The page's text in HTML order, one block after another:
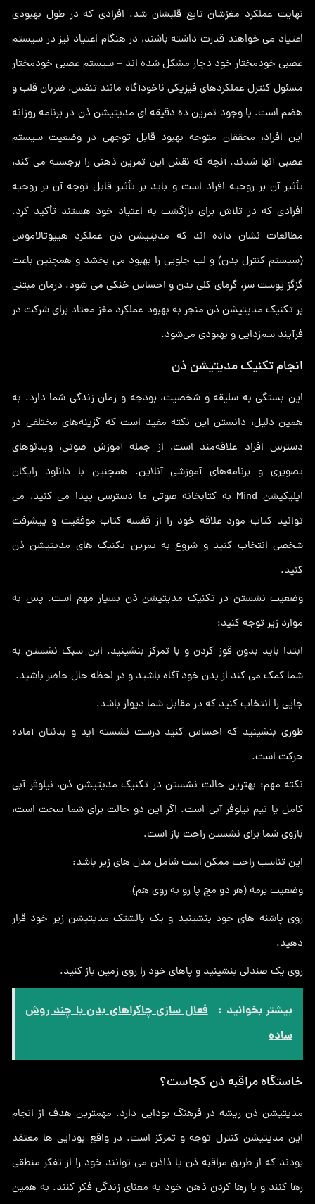
نهایت عملکرد مغزشان تابع قلبشان شد. افرادی که در طول بهبودی
اعتیاد می خواهند قدرت داشته باشند، در هنگام اعتیاد نیز در سیستم
عصبی خودمختار خود دچار مشکل شده اند – سیستم عصبی خودمختار
مسئول کنترل عملکردهای فیزیکی ناخودآگاه مانند تنفس، ضربان قلب و
هضم است. با وجود تمرین ده دقیقه ای مدیتیشن ذن در برنامه روزانه
این افراد، محققان متوجه بهبود قابل توجهی در وضعیت سیستم
عصبی آنها شدند. آنچه که نقش این تمرین ذهنی را برجسته می کند،
تأثیر آن بر روحیه افراد است و باید بر تأثیر قابل توجه آن بر روحیه
افرادی که در تلاش برای بازگشت به اعتیاد خود هستند تأکید کرد.
مطالعات نشان داده اند که مدیتیشن ذن عملکرد هیپوتالاموس
(سیستم کنترل بدن) و لب جلویی را بهبود می بخشد و همچنین باعث
گزگز پوست سر، گرمای کلی بدن و احساس خنکی می شود. درمان مبتنی
بر تکنیک مدیتیشن ذن منجر به بهبود عملکرد مغز معتاد برای شرکت در
فرآیند سم‌زدایی و بهبودی می‌شود.
انجام تکنیک مدیتیشن ذن
این بستگی به سلیقه و شخصیت، بودجه و زمان زندگی شما دارد. به
همین دلیل، دانستن این نکته مفید است که گزینه‌های مختلفی در
دسترس افراد علاقه‌مند است، از جمله آموزش صوتی، ویدئوهای
تصویری و برنامه‌های آموزشی آنلاین. همچنین با دانلود رایگان
اپلیکیشن Mind به کتابخانه صوتی ما دسترسی پیدا می کنید، می
توانید کتاب مورد علاقه خود را از قفسه کتاب موفقیت و پیشرفت
شخصی انتخاب کنید و شروع به تمرین تکنیک های مدیتیشن ذن
کنید.
وضعیت نشستن در تکنیک مدیتیشن ذن بسیار مهم است. پس به
موارد زیر توجه کنید:
ابتدا باید بدون قوز کردن و با تمرکز بنشینید. این سبک نشستن به
شما کمک می کند از بدن خود آگاه باشید و در لحظه حال حاضر باشید.
جایی را انتخاب کنید که در مقابل شما دیوار باشد.
طوری بنشینید که احساس کنید درست نشسته اید و بدنتان آماده
حرکت است.
نکته مهم: بهترین حالت نشستن در تکنیک مدیتیشن ذن، نیلوفر آبی
کامل یا نیم نیلوفر آبی است. اگر این دو حالت برای شما سخت است،
بازوی شما برای نشستن راحت باز است.
این تناسب راحت ممکن است شامل مدل های زیر باشد:
وضعیت برمه (هر دو مچ پا رو به روی هم)
روی پاشنه های خود بنشینید و یک بالشتک مدیتیشن زیر خود قرار
دهید.
روی یک صندلی بنشینید و پاهای خود را روی زمین باز کنید.
بیشتر بخوانید :
فعال سازی چاکراهای بدن با چند روش
ساده
خاستگاه مراقبه ذن کجاست؟
مدیتیشن ذن ریشه در فرهنگ بودایی دارد. مهمترین هدف از انجام
این مدیتیشن کنترل توجه و تمرکز است. در واقع بودایی ها معتقد
بودند که از طریق مراقبه ذن یا ذاذن می توانند خود را از تفکر منطقی
رها کنند و با رها کردن ذهن خود به معنای زندگی فکر کنند. به همین